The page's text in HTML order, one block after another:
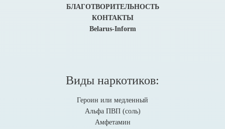
БЛАГОТВОРИТЕЛЬНОСТЬ
КОНТАКТЫ
Belarus-Inform
Виды наркотиков:
Героин или медленный
Альфа ПВП (соль)
Амфетамин